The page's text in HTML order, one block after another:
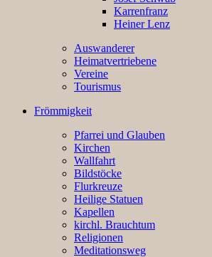
Karrenfranz
Heiner Lenz
Auswanderer
Heimatvertriebene
Vereine
Tourismus
Frömmigkeit
Pfarrei und Glauben
Kirchen
Wallfahrt
Bildstöcke
Flurkreuze
Heilige Statuen
Kapellen
kirchl. Brauchtum
Religionen
Meditationsweg